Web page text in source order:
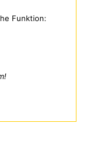
Funktion: